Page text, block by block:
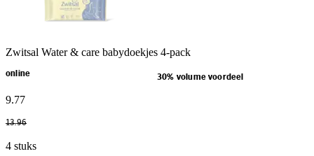
Zwitsal Water & care babydoekjes 4-pack
online 30% volume voordeel
9.77
13.96
4 stuks